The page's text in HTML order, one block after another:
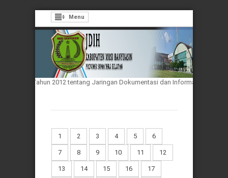
Menu
33 Tahun 2012 tentang Jaringan Dokumentasi dan Informasi Hukum
1 2 3 4 5 6
7 8 9 10 11 12
13 14 15 16 17